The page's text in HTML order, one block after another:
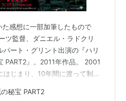
感想に一部加筆したもので
ツ監督、ダニエル・ラドクリ
パート・グリント出演の『ハリ
PART2』。2011年作品。 2001
じまり、10年間に渡って制作
ー・ポッターと賢者の石』
秘宝 PART2